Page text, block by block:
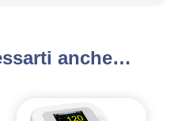
anche…